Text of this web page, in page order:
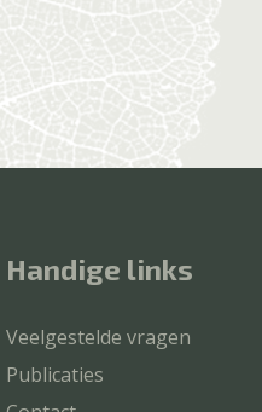
Handige links
Veelgestelde vragen
Publicaties